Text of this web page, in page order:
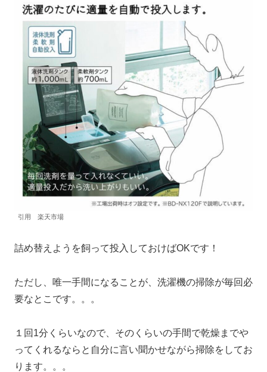
引用 楽天市場
詰め替えようを飼って投入しておけばOKです！
ただし、唯一手間になることが、洗濯機の掃除が毎回必
要なとこです。。。
１回1分くらいなので、そのくらいの手間で乾燥までや
ってくれるならと自分に言い聞かせながら掃除をしてお
ります。。。